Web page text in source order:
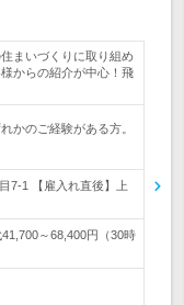
まいづくりに取り組め
からの紹介が中心！飛
かのご経験がある方。
7-1 【雇入れ直後】上
～68,400円（30時